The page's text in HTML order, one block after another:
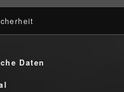
Daten